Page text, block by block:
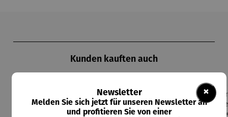
Kunden kauften auch
×
Newsletter
Melden Sie sich jetzt für unseren Newsletter an
und profitieren Sie von einer